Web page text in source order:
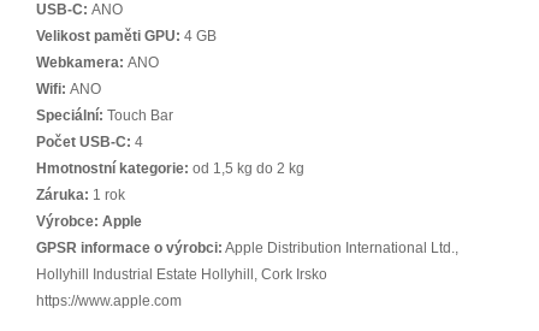
USB-C: ANO
Velikost paměti GPU: 4 GB
Webkamera: ANO
Wifi: ANO
Speciální: Touch Bar
Počet USB-C: 4
Hmotnostní kategorie: od 1,5 kg do 2 kg
Záruka: 1 rok
Výrobce: Apple
GPSR informace o výrobci: Apple Distribution International Ltd.,
Hollyhill Industrial Estate Hollyhill, Cork Irsko
https://www.apple.com